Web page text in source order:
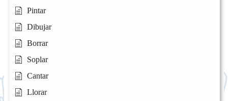
Pintar
Dibujar
Borrar
Soplar
Cantar
Llorar